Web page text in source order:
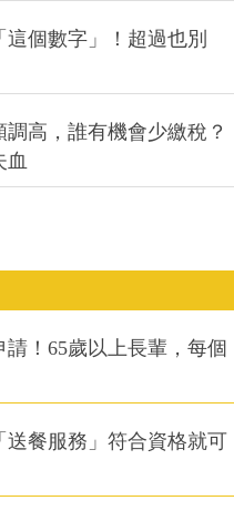
個數字」！超過也別
高，誰有機會少繳稅？
血
請！65歲以上長輩，每個
餐服務」符合資格就可